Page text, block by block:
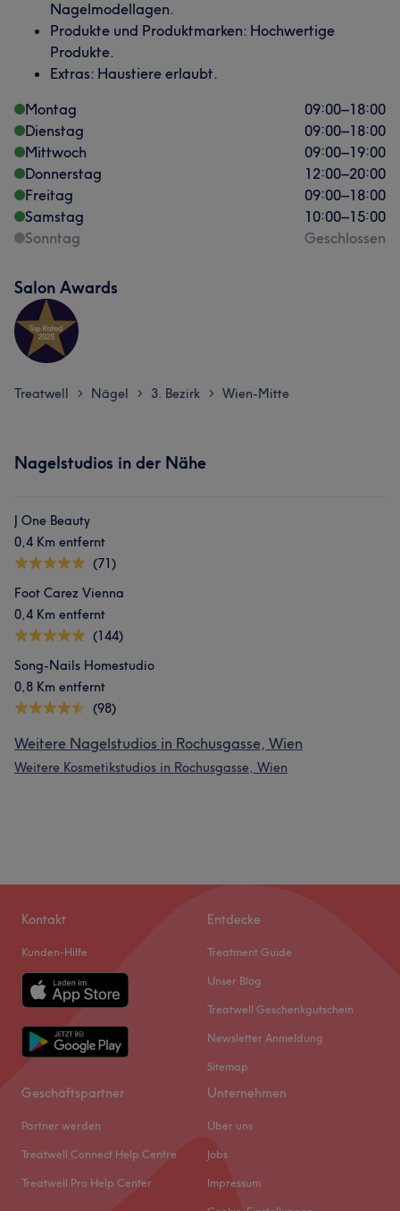
Nagelmodellagen.
Produkte und Produktmarken: Hochwertige
Produkte.
Extras: Haustiere erlaubt.
Montag
09:00–18:00
Dienstag
09:00–18:00
Mittwoch
09:00–19:00
Donnerstag
12:00–20:00
Freitag
09:00–18:00
Samstag
10:00–15:00
Sonntag
Geschlossen
Salon Awards
Treatwell > Nägel > 3. Bezirk > Wien-Mitte
Nagelstudios in der Nähe
J One Beauty
0,4 Km entfernt
(71)
Foot Carez Vienna
0,4 Km entfernt
(144)
Song-Nails Homestudio
0,8 Km entfernt
(98)
Weitere Nagelstudios in Rochusgasse, Wien
Weitere Kosmetikstudios in Rochusgasse, Wien
Kontakt
Kunden-Hilfe
Entdecke
Treatment Guide
Unser Blog
Treatwell Geschenkgutschein
Newsletter Anmeldung
Sitemap
Geschäftspartner
Partner werden
Treatwell Connect Help Centre
Treatwell Pro Help Center
Unternehmen
Über uns
Jobs
Impressum